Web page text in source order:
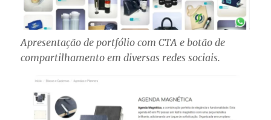
Apresentação de portfólio com CTA e botão de
compartilhamento em diversas redes sociais.